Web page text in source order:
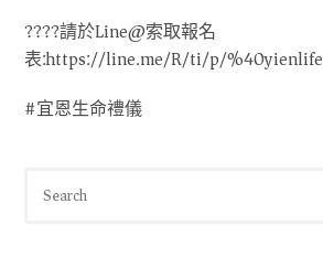
????請於Line@索取報名
表:https://line.me/R/ti/p/%40yienlife
#宜恩生命禮儀